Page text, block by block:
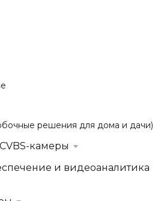
решения для дома и дачи)
камеры
и видеоаналитика